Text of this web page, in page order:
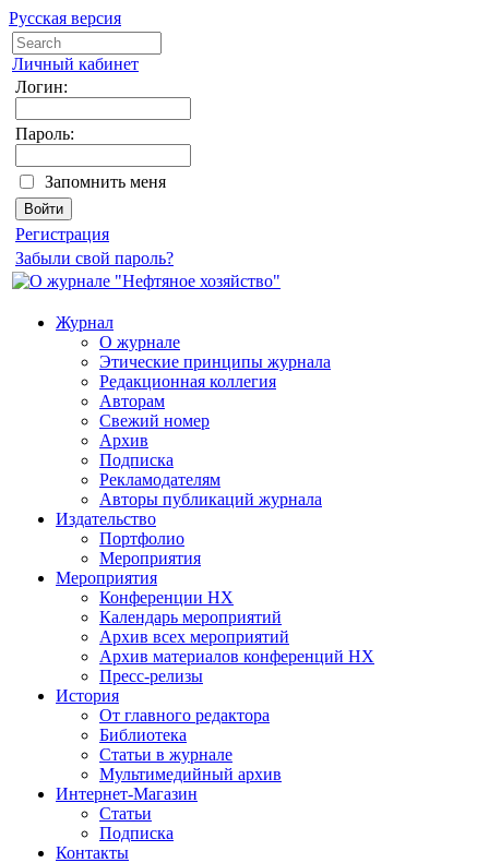
Русская версия
Личный кабинет
Логин:
Пароль:
Запомнить меня
Регистрация
Забыли свой пароль?
Журнал
О журнале
Этические принципы журнала
Редакционная коллегия
Авторам
Свежий номер
Архив
Подписка
Рекламодателям
Авторы публикаций журнала
Издательство
Портфолио
Мероприятия
Мероприятия
Конференции НХ
Календарь мероприятий
Архив всех мероприятий
Архив материалов конференций НХ
Пресс-релизы
История
От главного редактора
Библиотека
Статьи в журнале
Мультимедийный архив
Интернет-Магазин
Статьи
Подписка
Контакты